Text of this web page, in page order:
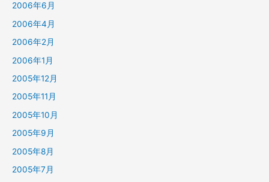
2006年6月
2006年4月
2006年2月
2006年1月
2005年12月
2005年11月
2005年10月
2005年9月
2005年8月
2005年7月